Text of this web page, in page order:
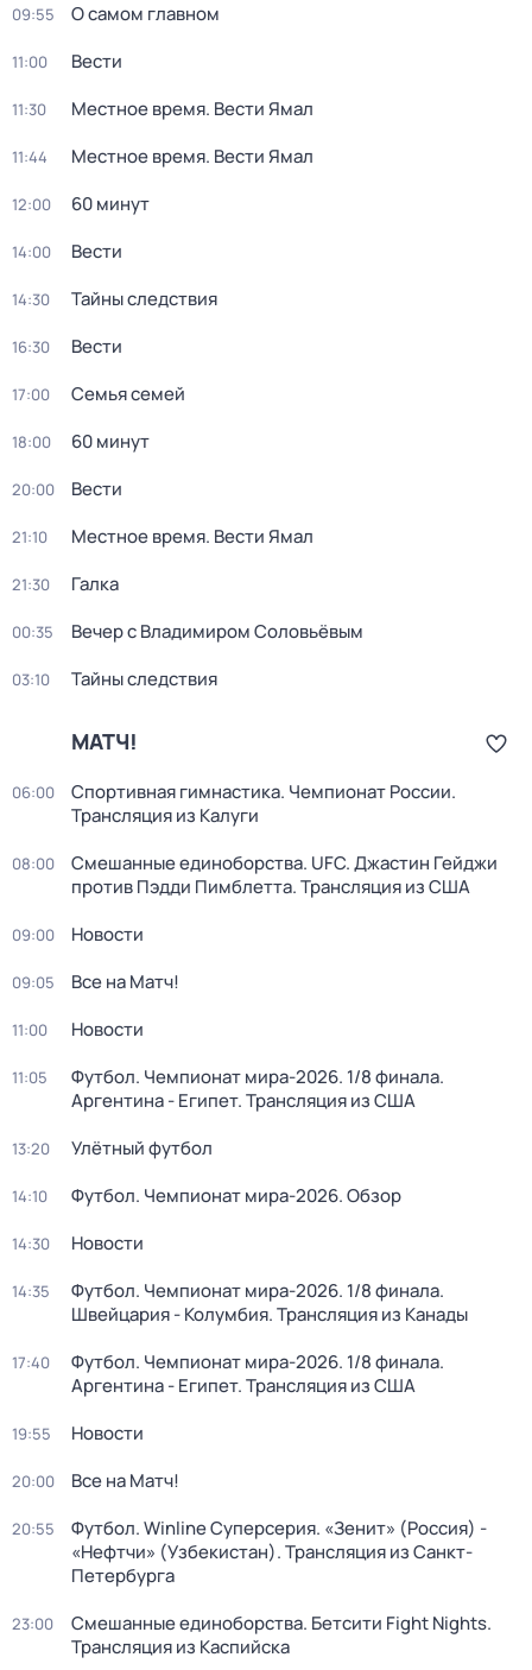
09:55 О самом главном
11:00 Вести
11:30 Местное время. Вести Ямал
11:44 Местное время. Вести Ямал
12:00 60 минут
14:00 Вести
14:30 Тайны следствия
16:30 Вести
17:00 Семья семей
18:00 60 минут
20:00 Вести
21:10 Местное время. Вести Ямал
21:30 Галка
00:35 Вечер с Владимиром Соловьёвым
03:10 Тайны следствия
МАТЧ!
06:00
Спортивная гимнастика. Чемпионат России.
Трансляция из Калуги
08:00
Смешанные единоборства. UFC. Джастин Гейджи
против Пэдди Пимблетта. Трансляция из США
09:00 Новости
09:05 Все на Матч!
11:00 Новости
11:05
Футбол. Чемпионат мира-2026. 1/8 финала.
Аргентина - Египет. Трансляция из США
13:20 Улётный футбол
14:10 Футбол. Чемпионат мира-2026. Обзор
14:30 Новости
14:35
Футбол. Чемпионат мира-2026. 1/8 финала.
Швейцария - Колумбия. Трансляция из Канады
17:40
Футбол. Чемпионат мира-2026. 1/8 финала.
Аргентина - Египет. Трансляция из США
19:55 Новости
20:00 Все на Матч!
20:55
Футбол. Winline Суперсерия. «Зенит» (Россия) -
«Нефтчи» (Узбекистан). Трансляция из Санкт-
Петербурга
23:00
Смешанные единоборства. Бетсити Fight Nights.
Трансляция из Каспийска